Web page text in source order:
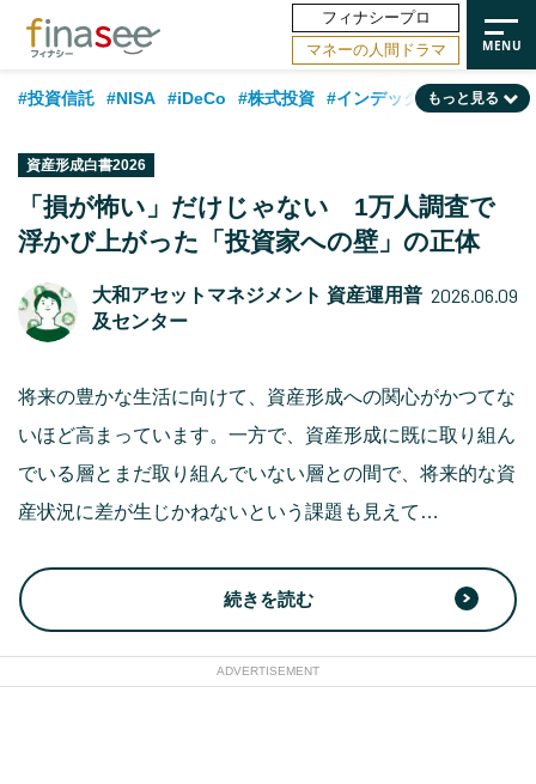
フィナシープロ
マネーの人間ドラマ
#投資信託 #NISA #iDeCo #株式投資 #インデックスファンド
#ランキング #日本株 #40代 #トレンド
#フィナンシャル・ウェルビーイング #企業型DC #退職金 #50代
#老後 #データ・調査 #金融用語解説 #話題の企業
もっと見る
資産形成白書2026
「損が怖い」だけじゃない 1万人調査で
浮かび上がった「投資家への壁」の正体
大和アセットマネジメント 資産運用普
及センター
2026.06.09
将来の豊かな生活に向けて、資産形成への関心がかつてな
いほど高まっています。一方で、資産形成に既に取り組ん
でいる層とまだ取り組んでいない層との間で、将来的な資
産状況に差が生じかねないという課題も見えて…
続きを読む
ADVERTISEMENT